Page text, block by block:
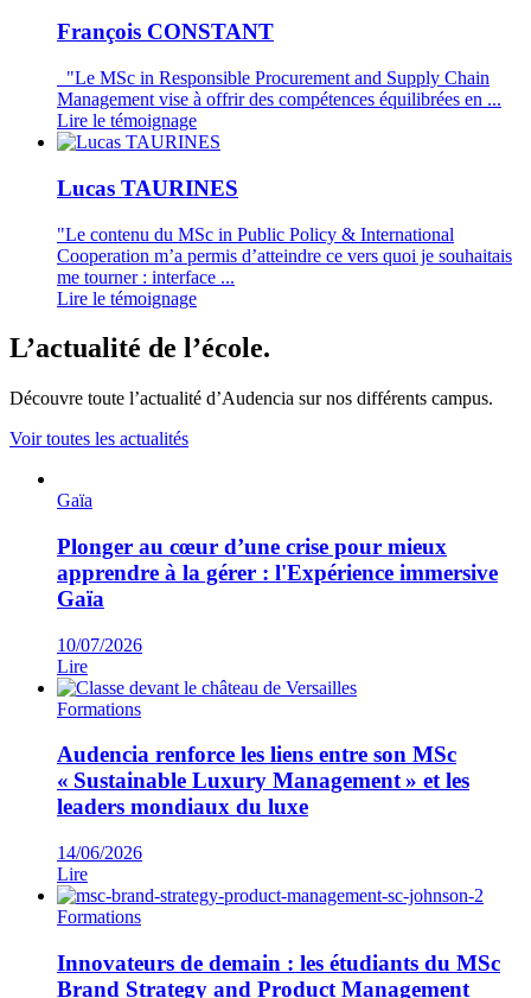
François CONSTANT
"Le MSc in Responsible Procurement and Supply Chain
Management vise à offrir des compétences équilibrées en ...
Lire le témoignage
Lucas TAURINES
"Le contenu du MSc in Public Policy & International
Cooperation m’a permis d’atteindre ce vers quoi je souhaitais
me tourner : interface ...
Lire le témoignage
L’actualité de l’école.
Découvre toute l’actualité d’Audencia sur nos différents campus.
Voir toutes les actualités
Gaïa
Plonger au cœur d’une crise pour mieux
apprendre à la gérer : l'Expérience immersive
Gaïa
10/07/2026
Lire
Formations
Audencia renforce les liens entre son MSc
« Sustainable Luxury Management » et les
leaders mondiaux du luxe
14/06/2026
Lire
Formations
Innovateurs de demain : les étudiants du MSc
Brand Strategy and Product Management